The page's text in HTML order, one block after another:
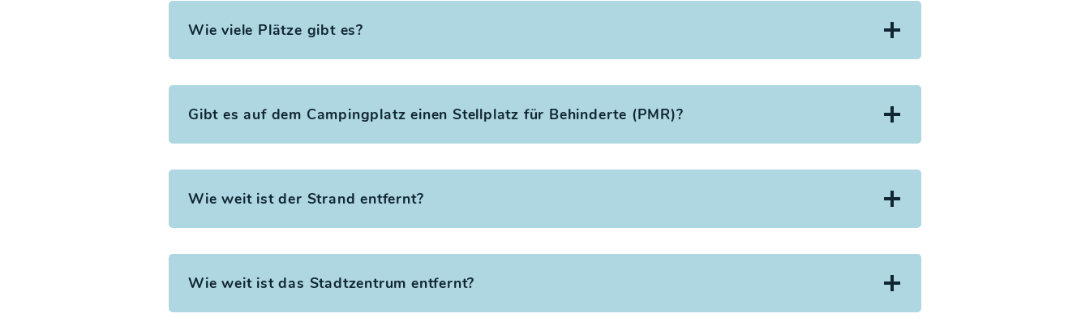
Wie viele Plätze gibt es?
Gibt es auf dem Campingplatz einen Stellplatz für Behinderte (PMR)?
Wie weit ist der Strand entfernt?
Wie weit ist das Stadtzentrum entfernt?